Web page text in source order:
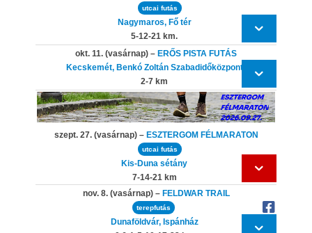
utcai futás
Nagymaros, Fő tér
5-12-21 km.
okt. 11. (vasárnap) – ERŐS PISTA FUTÁS
Kecskemét, Benkó Zoltán Szabadidőközpont
2-7 km
szept. 27. (vasárnap) – ESZTERGOM FÉLMARATON
utcai futás
Kis-Duna sétány
7-14-21 km
nov. 8. (vasárnap) – FELDWAR TRAIL
terepfutás
Dunaföldvár, Ispánház